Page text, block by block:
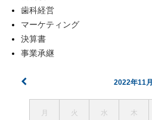
歯科経営
マーケティング
決算書
事業承継
2022年11月
月 火 水 木